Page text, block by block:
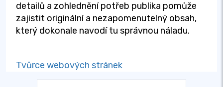
detailů a zohlednění potřeb publika pomůže
zajistit originální a nezapomenutelný obsah,
který dokonale navodí tu správnou náladu.
Tvůrce webových stránek